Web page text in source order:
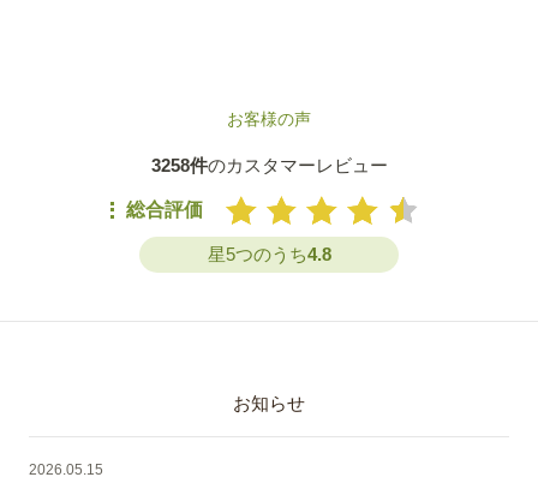
お客様の声
3258件のカスタマーレビュー
総合評価
星5つのうち4.8
お知らせ
2026.05.15